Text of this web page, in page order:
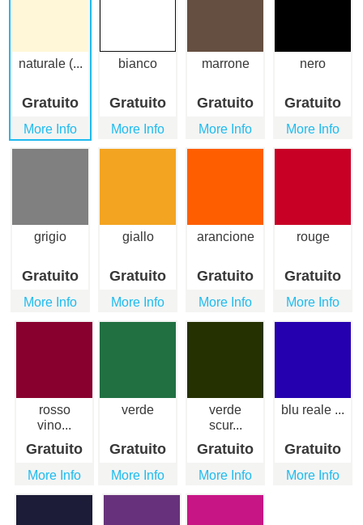
naturale (...
Gratuito
More Info
bianco
Gratuito
More Info
marrone
Gratuito
More Info
nero
Gratuito
More Info
grigio
Gratuito
More Info
giallo
Gratuito
More Info
arancione
Gratuito
More Info
rouge
Gratuito
More Info
rosso
vino...
Gratuito
More Info
verde
Gratuito
More Info
verde
scur...
Gratuito
More Info
blu reale ...
Gratuito
More Info